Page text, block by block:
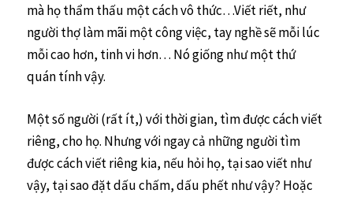
mà họ thẩm thấu một cách vô thức…Viết riết, như
người thợ làm mãi một công việc, tay nghề sẽ mỗi lúc
mỗi cao hơn, tinh vi hơn… Nó giống như một thứ
quán tính vậy.
Một số người (rất ít,) với thời gian, tìm được cách viết
riêng, cho họ. Nhưng với ngay cả những người tìm
được cách viết riêng kia, nếu hỏi họ, tại sao viết như
vậy, tại sao đặt dấu chấm, dấu phết như vậy? Hoặc